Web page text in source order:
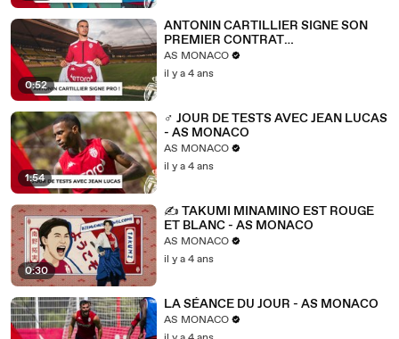
0:52
ANTONIN CARTILLIER SIGNE SON
PREMIER CONTRAT
PROFESSIONNEL ✍
AS MONACO
il y a 4 ans
1:54
‍♂️ JOUR DE TESTS AVEC JEAN LUCAS
- AS MONACO
AS MONACO
il y a 4 ans
0:30
✍ TAKUMI MINAMINO EST ROUGE
ET BLANC - AS MONACO
AS MONACO
il y a 4 ans
LA SÉANCE DU JOUR - AS MONACO
AS MONACO